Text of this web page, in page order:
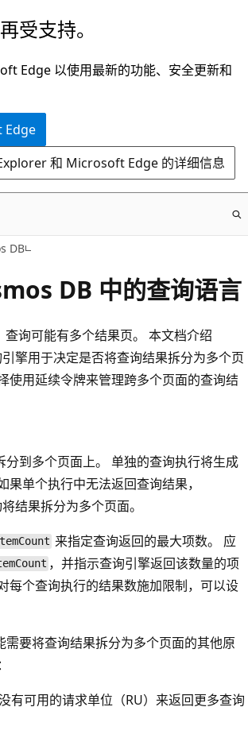
受支持。
Edge 以使用最新的功能、安全更新和
Edge
和 Microsoft Edge 的详细信息
DB
DB 中的查询语言
询可能有多个结果页。 本文档介绍
擎用于决定是否将查询结果拆分为多个页
使用延续令牌来管理跨多个页面的查询结
分到多个页面上。 单独的查询执行将生成
果单个执行中无法返回查询结果，
结果拆分为多个页面。
来指定查询返回的最大项数。 应
，并指示查询引擎返回该数量的项
每个查询执行的结果数施加限制，可以设
需要将查询结果拆分为多个页面的其他原
有可用的请求单位（RU）来返回更多查询